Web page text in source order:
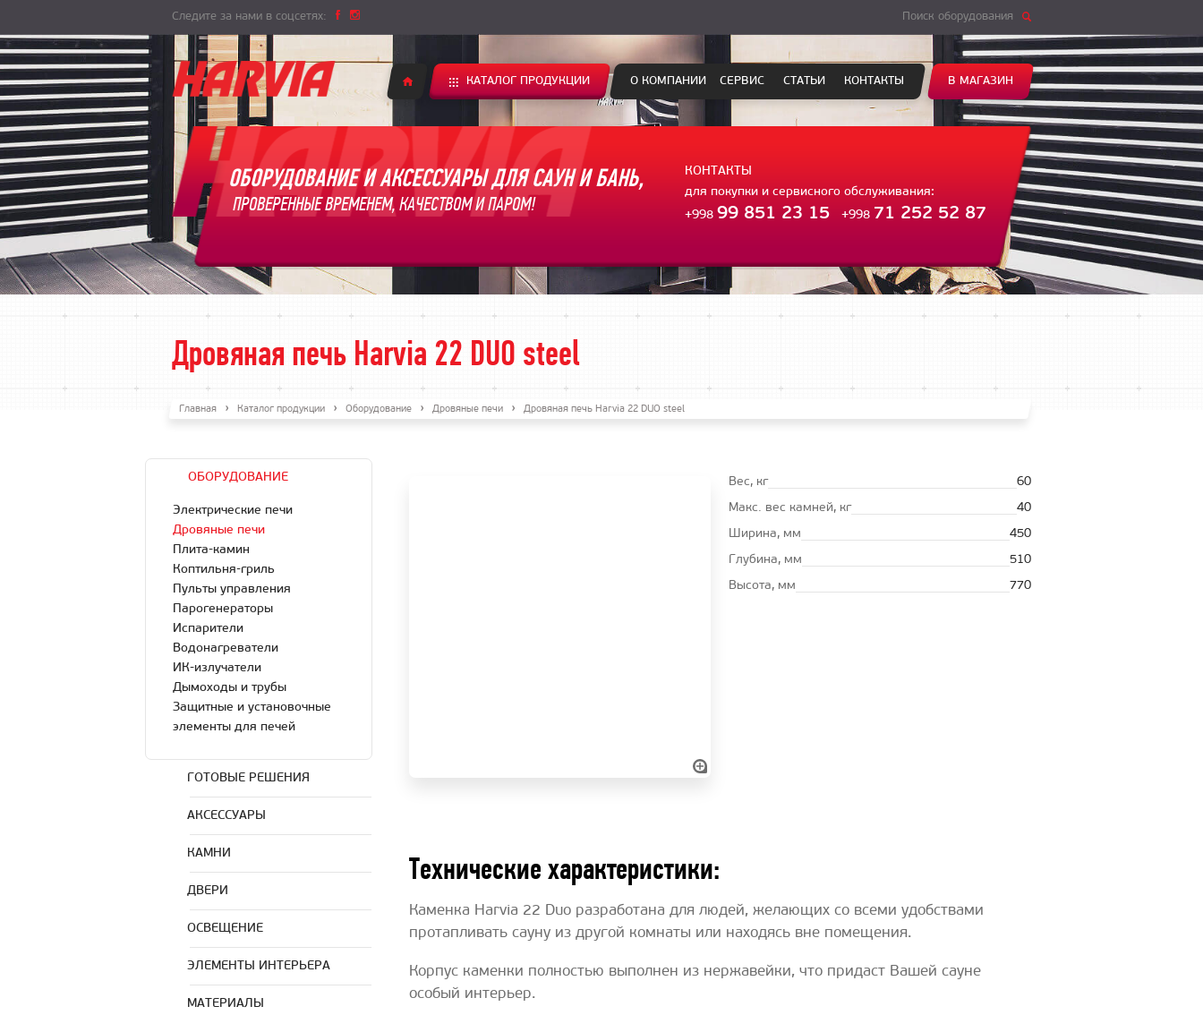
Следите за нами в соцсетях: Поиск оборудования
КАТАЛОГ ПРОДУКЦИИ О КОМПАНИИ СЕРВИС СТАТЬИ КОНТАКТЫ В МАГАЗИН
ОБОРУДОВАНИЕ И АКСЕССУАРЫ ДЛЯ САУН И БАНЬ,
ПРОВЕРЕННЫЕ ВРЕМЕНЕМ, КАЧЕСТВОМ И ПАРОМ!
КОНТАКТЫ
для покупки и сервисного обслуживания:
+998 99 851 23 15 +998 71 252 52 87
Дровяная печь Harvia 22 DUO steel
Главная Каталог продукции Оборудование Дровяные печи Дровяная печь Harvia 22 DUO steel
ОБОРУДОВАНИЕ
Электрические печи
Дровяные печи
Плита-камин
Коптильня-гриль
Пульты управления
Парогенераторы
Испарители
Водонагреватели
ИК-излучатели
Дымоходы и трубы
Защитные и установочные
элементы для печей
ГОТОВЫЕ РЕШЕНИЯ
АКСЕССУАРЫ
КАМНИ
ДВЕРИ
ОСВЕЩЕНИЕ
ЭЛЕМЕНТЫ ИНТЕРЬЕРА
МАТЕРИАЛЫ
Вес, кг
60
Макс. вес камней, кг
40
Ширина, мм
450
Глубина, мм
510
Высота, мм
770
Технические характеристики:
Каменка Harvia 22 Duo разработана для людей, желающих со всеми удобствами
протапливать сауну из другой комнаты или находясь вне помещения.
Корпус каменки полностью выполнен из нержавейки, что придаст Вашей сауне
особый интерьер.